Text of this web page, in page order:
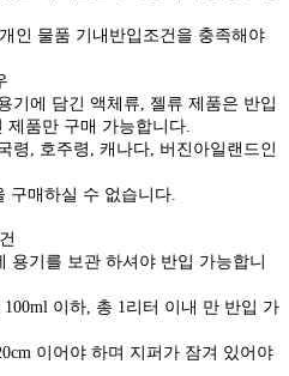
인 물품 기내반입조건을 충족해야
담긴 액체류, 젤류 제품은 반입
품만 구매 가능합니다.
, 호주령, 캐나다, 버진아일랜드인
매하실 수 없습니다.
용기를 보관 하셔야 반입 가능합니
이하, 총 1리터 이내 만 반입 가
이어야 하며 지퍼가 잠겨 있어야